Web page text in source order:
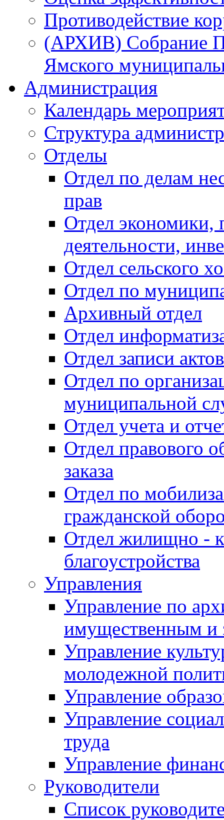
Противодействие
(АРХИВ) Собрание
Ямского
Администрация
Календарь
Структура
Отделы
Отдел по делам
прав
Отдел экономики,
деятельности,
Отдел сельского
Отдел по
Архивный отдел
Отдел
Отдел записи
Отдел по
муниципальной
Отдел учета и
Отдел правового
заказа
Отдел по
гражданской
Отдел жилищно -
благоустройства
Управления
Управление по
имущественным и
Управление
молодежной
Управление
Управление
труда
Управление
Руководители
Список